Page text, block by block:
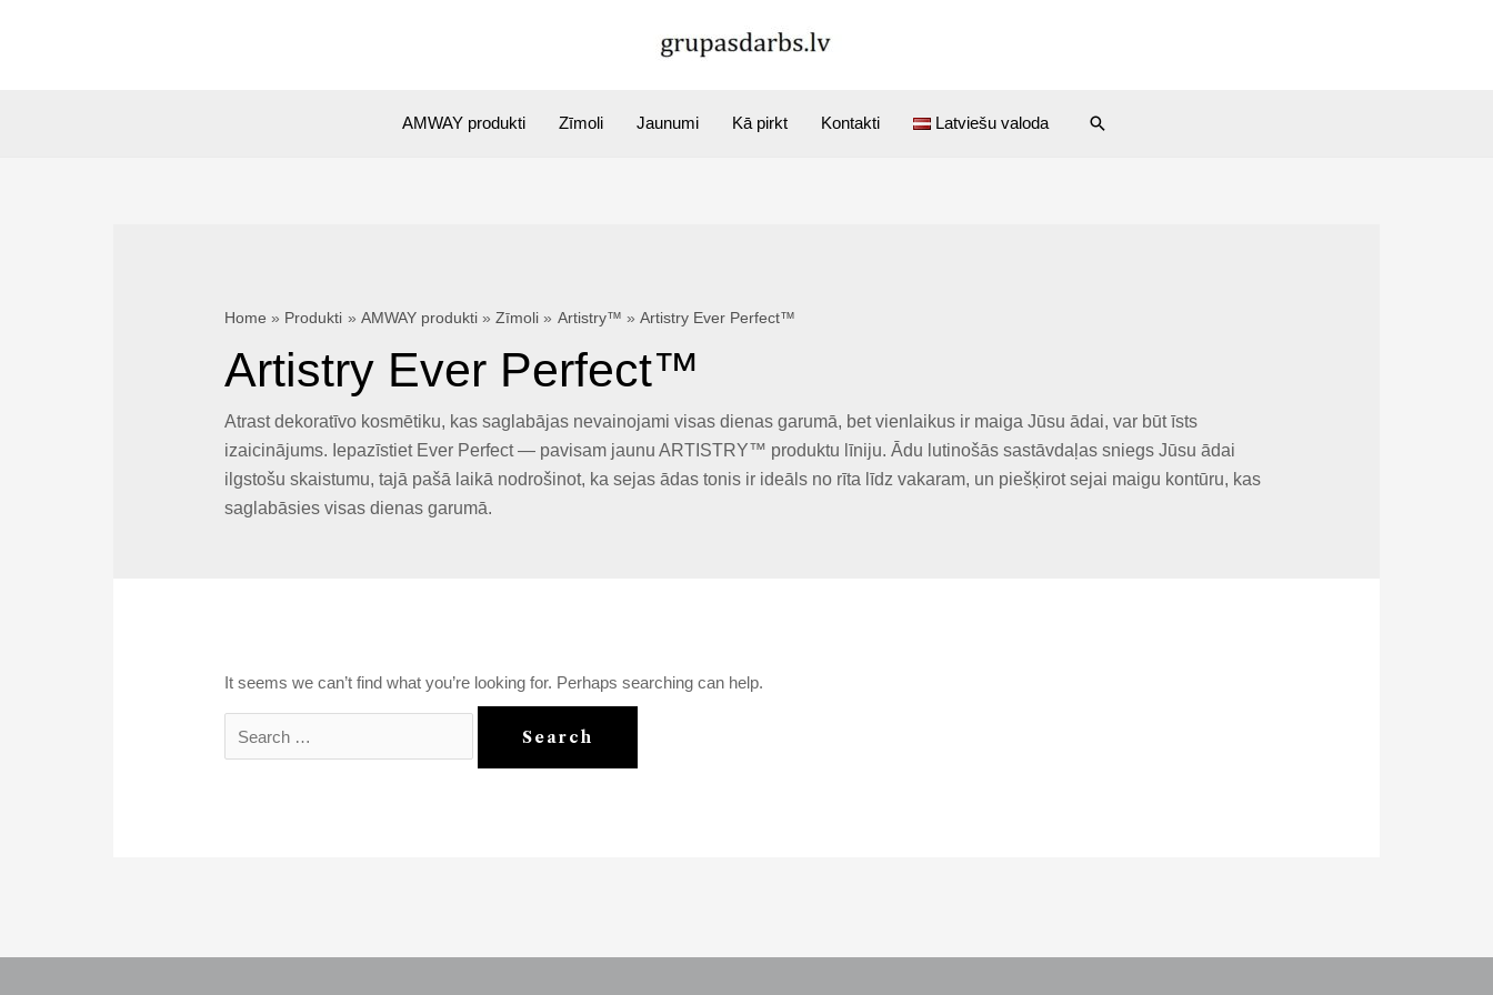
AMWAY produkti Zīmoli Jaunumi Kā pirkt Kontakti Latviešu valoda Search
Home Produkti AMWAY produkti Zīmoli Artistry™ Artistry Ever Perfect™
Artistry Ever Perfect™
Atrast dekoratīvo kosmētiku, kas saglabājas nevainojami visas dienas garumā, bet vienlaikus ir maiga Jūsu ādai, var būt īsts
izaicinājums. Iepazīstiet Ever Perfect — pavisam jaunu ARTISTRY™ produktu līniju. Ādu lutinošās sastāvdaļas sniegs Jūsu ādai
ilgstošu skaistumu, tajā pašā laikā nodrošinot, ka sejas ādas tonis ir ideāls no rīta līdz vakaram, un piešķirot sejai maigu kontūru, kas
saglabāsies visas dienas garumā.
It seems we can’t find what you’re looking for. Perhaps searching can help.
Search